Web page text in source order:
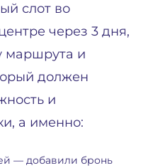
слот во
через 3 дня,
маршрута и
должен
и
а именно:
— добавили бронь